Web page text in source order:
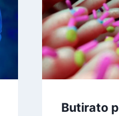
Butirato